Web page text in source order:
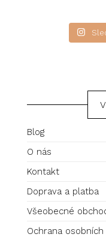
Blog
O nás
Kontakt
Doprava a platba
Všeobecné
Ochrana